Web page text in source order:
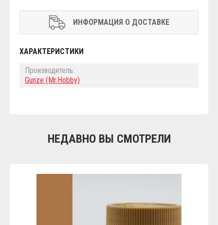
ИНФОРМАЦИЯ О ДОСТАВКЕ
ХАРАКТЕРИСТИКИ
Производитель:
Gunze (Mr.Hobby)
НЕДАВНО ВЫ СМОТРЕЛИ